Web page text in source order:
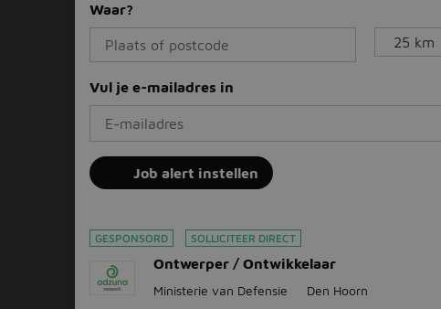
Waar?
Vul je e-mailadres in
Job alert instellen
GESPONSORD SOLLICITEER DIRECT
Ontwerper / Ontwikkelaar
Ministerie van Defensie Den Hoorn